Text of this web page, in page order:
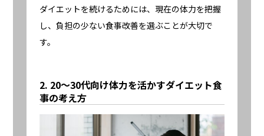
ダイエットを続けるためには、現在の体力を把握
し、負担の少ない食事改善を選ぶことが大切で
す。
2. 20〜30代向け体力を活かすダイエット食
事の考え方